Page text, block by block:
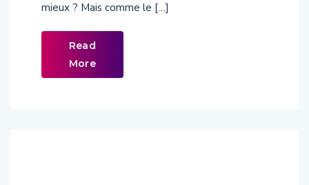
mieux ? Mais comme le […]
Read
More